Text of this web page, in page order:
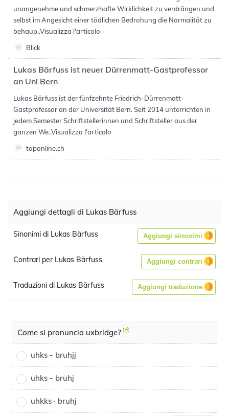
unangenehme und schmerzhafte Wirklichkeit zu verdrängen und
selbst im Angesicht einer tödlichen Bedrohung die Normalität zu
behaup..Visualizza l'articolo
Blick
Lukas Bärfuss ist neuer Dürrenmatt-Gastprofessor
an Uni Bern
Lukas Bärfuss ist der fünfzehnte Friedrich-Dürrenmatt-
Gastprofessor an der Universität Bern. Seit 2014 unterrichten in
jedem Semester Schriftstellerinnen und Schriftsteller aus der
ganzen We..Visualizza l'articolo
toponline.ch
Aggiungi dettagli di Lukas Bärfuss
Sinonimi di Lukas Bärfuss Aggiungi sinonimi
Contrari per Lukas Bärfuss Aggiungi contrari
Traduzioni di Lukas Bärfuss Aggiungi traduzione
Come si pronuncia uxbridge?
uhks - bruhjj
uhks - bruhj
uhkks · bruhj